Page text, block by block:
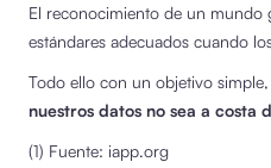
El reconocimiento de un mundo
estándares adecuados cuando
Todo ello con un objetivo
nuestros datos no sea a costa
(1) Fuente: iapp.org